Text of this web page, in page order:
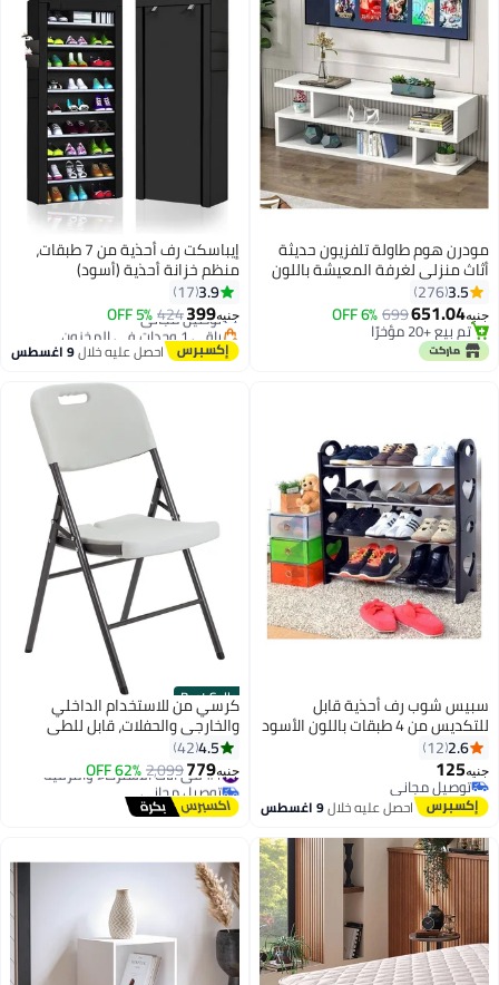
مودرن هوم طاولة تلفزيون حديثة
أثاث منزلي لغرفة المعيشة باللون
الأبيض
3.5
276
جنيه651.04
699
6% OFF
تم بيع +20 مؤخرًا
تم بيع +20 مؤخرًا
إيباسكت رف أحذية من 7 طبقات،
منظم خزانة أحذية (أسود)
3.9
17
جنيه399
424
5% OFF
#27 في رفوف الأحذية
أقل سعر في 7 يوم
توصيل مجاني
باقي 1 وحدات في المخزون
#27 في رفوف الأحذية احصل عليه خلال9 اغسطس
سبيس شوب رف أحذية قابل
للتكديس من 4 طبقات باللون الأسود
2.6
12
جنيه125
توصيل مجاني
توصيل مجانياحصل عليه خلال9 اغسطس
Best Seller
كرسي من للاستخدام الداخلي
والخارجي والحفلات، قابل للطي
والتكديس مع سطح مانع للانزلاق
وقضبان دعم متينة، مصنوع من
البلاستيك والفولاذ متعدد الألوان
4.5
42
جنيه779
2,099
62% OFF #1 في أثاث الاسترخاء والترفيه
توصيل مجاني
#1 في أثاث الاسترخاء والترفيه